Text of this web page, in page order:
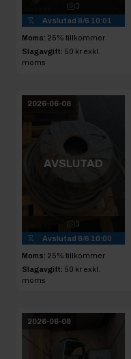
3
Avslutad 8/6 10:01
Moms: 25% tillkommer
Slagavgift: 50 kr exkl.
moms
2026-06-08
AVSLUTAD
3
Avslutad 8/6 10:00
Moms: 25% tillkommer
Slagavgift: 50 kr exkl.
moms
2026-06-08